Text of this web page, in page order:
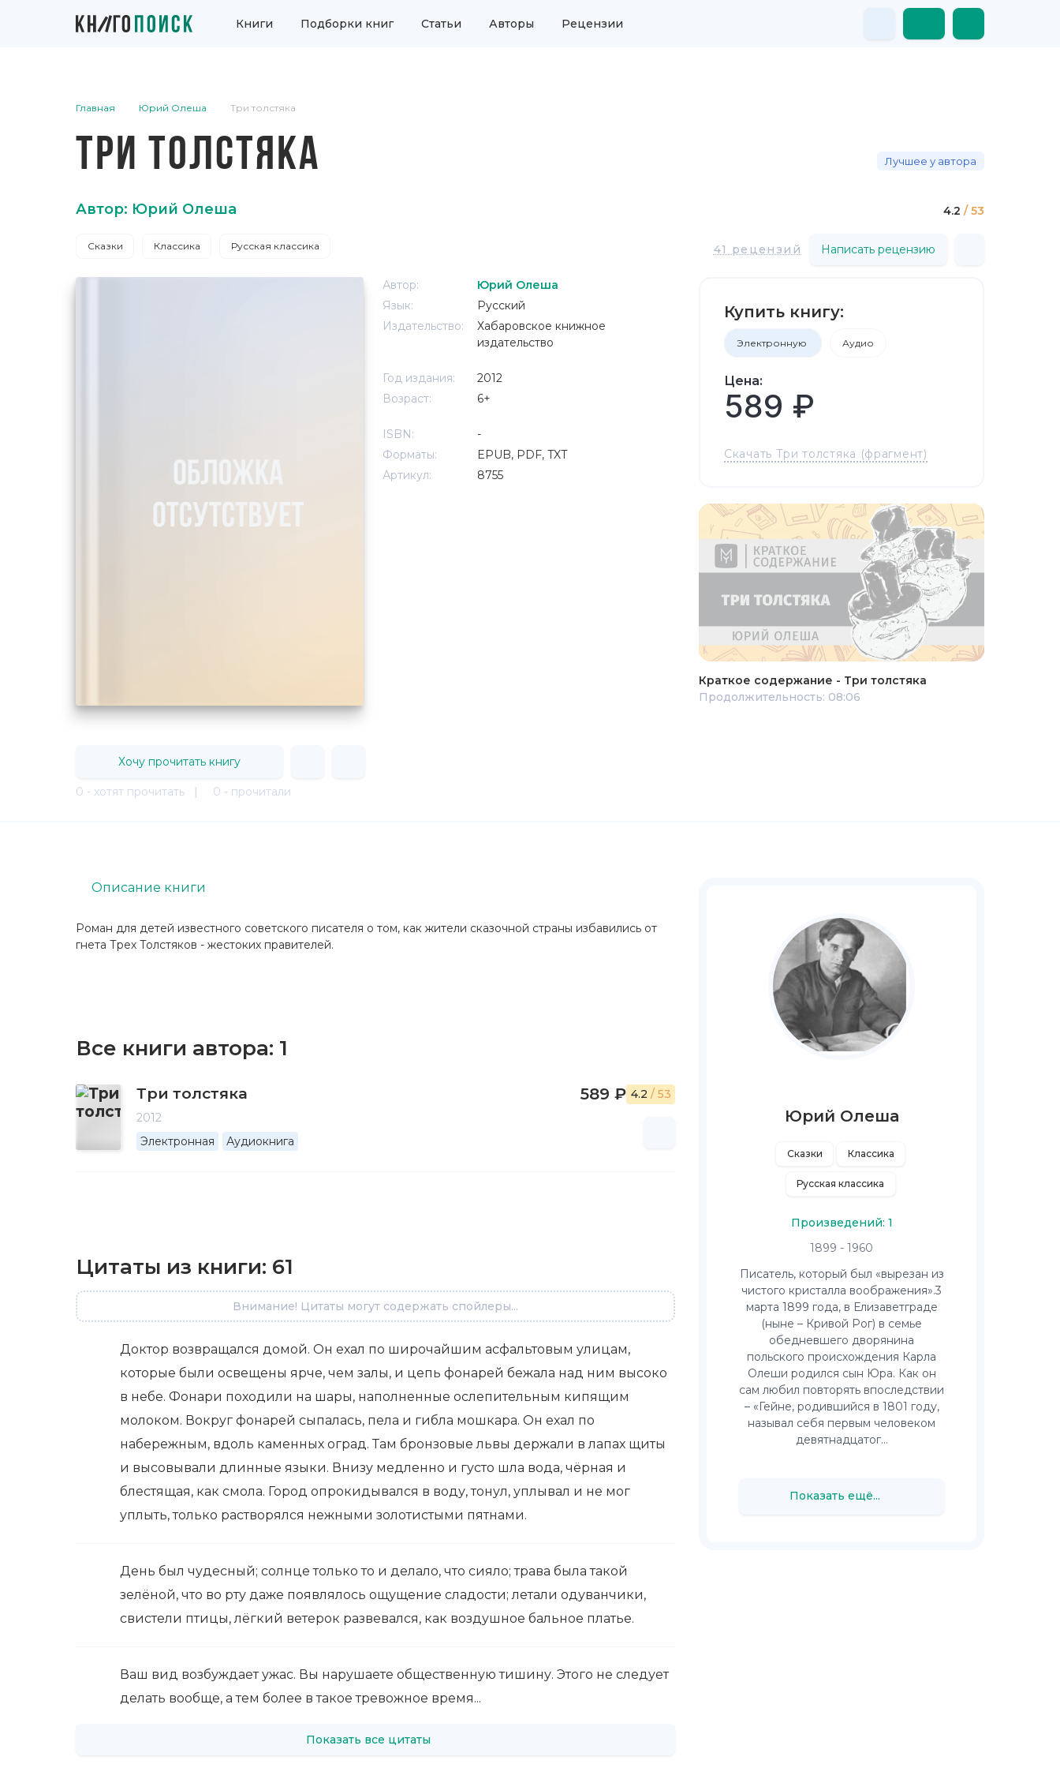
Книги Подборки книг Статьи Авторы Рецензии
Главная Юрий Олеша Три толстяка
ТРИ ТОЛСТЯКА Лучшее у автора
Автор: Юрий Олеша 4.2 / 53
Сказки Классика Русская классика 41 рецензий Написать рецензию
Автор:
Юрий Олеша
Язык:
Русский
Издательство:
Хабаровское книжное
издательство
Год издания:
2012
Возраст:
6+
ISBN:
-
Форматы:
EPUB, PDF, TXT
Артикул:
8755
Купить книгу:
Электронную Аудио
Цена:
589 ₽
Скачать Три толстяка (фрагмент)
Краткое содержание - Три толстяка
Продолжительность: 08:06
Хочу прочитать книгу
0 - хотят прочитать | 0 - прочитали
Роман для детей известного советского писателя о том, как жители сказочной страны избавились от
гнета Трех Толстяков - жестоких правителей.
Описание книги
Все книги автора: 1
Три толстяка
2012
Электронная
Аудиокнига
589 ₽ 4.2 / 53
Цитаты из книги: 61
Внимание! Цитаты могут содержать спойлеры...
Доктор возвращался домой. Он ехал по широчайшим асфальтовым улицам,
которые были освещены ярче, чем залы, и цепь фонарей бежала над ним высоко
в небе. Фонари походили на шары, наполненные ослепительным кипящим
молоком. Вокруг фонарей сыпалась, пела и гибла мошкара. Он ехал по
набережным, вдоль каменных оград. Там бронзовые львы держали в лапах щиты
и высовывали длинные языки. Внизу медленно и густо шла вода, чёрная и
блестящая, как смола. Город опрокидывался в воду, тонул, уплывал и не мог
уплыть, только растворялся нежными золотистыми пятнами.
День был чудесный; солнце только то и делало, что сияло; трава была такой
зелёной, что во рту даже появлялось ощущение сладости; летали одуванчики,
свистели птицы, лёгкий ветерок развевался, как воздушное бальное платье.
Ваш вид возбуждает ужас. Вы нарушаете общественную тишину. Этого не следует
делать вообще, а тем более в такое тревожное время...
Показать все цитаты
Юрий Олеша
Сказки Классика
Русская классика
Произведений: 1
1899 - 1960
Писатель, который был «вырезан из
чистого кристалла воображения».3
марта 1899 года, в Елизаветграде
(ныне – Кривой Рог) в семье
обедневшего дворянина
польского происхождения Карла
Олеши родился сын Юра. Как он
сам любил повторять впоследствии
– «Гейне, родившийся в 1801 году,
называл себя первым человеком
девятнадцатог...
Показать ещё...